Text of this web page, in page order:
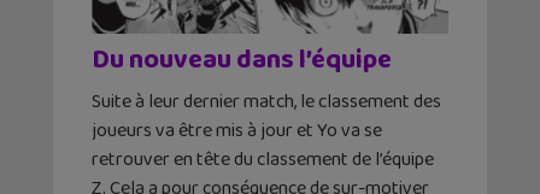
Du nouveau dans l’équipe
Suite à leur dernier match, le classement des
joueurs va être mis à jour et Yo va se
retrouver en tête du classement de l’équipe